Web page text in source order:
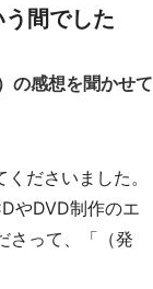
間でした
の感想を聞かせて
ださいました。
やDVD制作のエ
さって、「（発